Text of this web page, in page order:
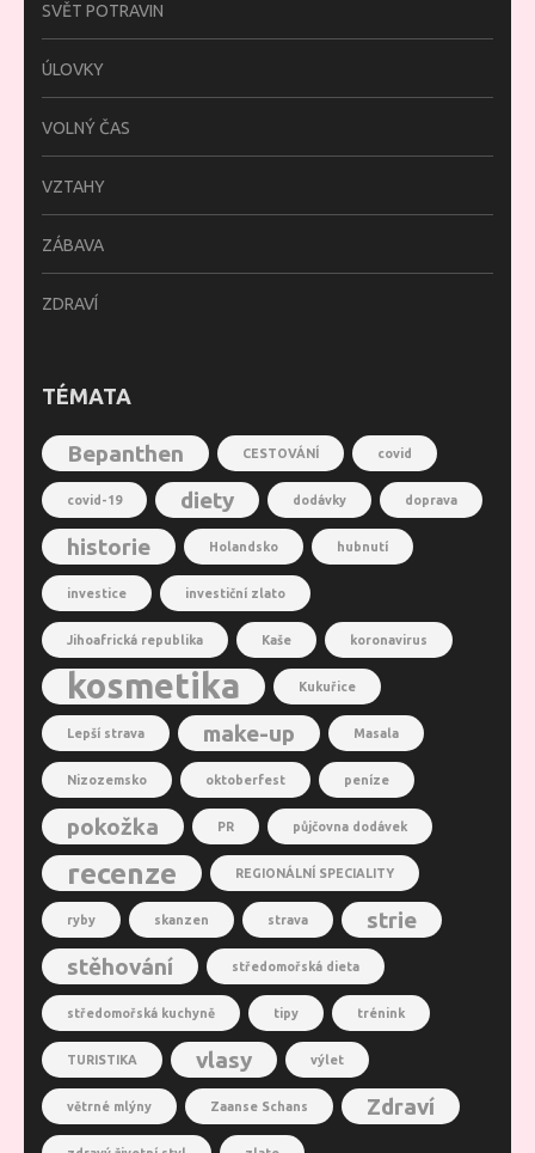
SVĚT POTRAVIN
ÚLOVKY
VOLNÝ ČAS
VZTAHY
ZÁBAVA
ZDRAVÍ
TÉMATA
Bepanthen CESTOVÁNÍ covid
covid-19 diety dodávky doprava
historie Holandsko hubnutí
investice investiční zlato
Jihoafrická republika Kaše koronavirus
kosmetika Kukuřice
Lepší strava make-up Masala
Nizozemsko oktoberfest peníze
pokožka PR půjčovna dodávek
recenze REGIONÁLNÍ SPECIALITY
ryby skanzen strava
strie
stěhování
středomořská dieta
středomořská kuchyně tipy trénink
TURISTIKA vlasy výlet
větrné mlýny Zaanse Schans Zdraví